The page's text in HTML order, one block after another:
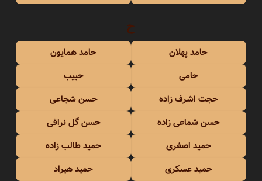
ح
حامد پهلان
حامد همایون
حامی
حبیب
حجت اشرف زاده
حسن شجاعی
حسن شماعی زاده
حسن گل نراقی
حمید اصغری
حمید طالب زاده
حمید عسکری
حمید هیراد